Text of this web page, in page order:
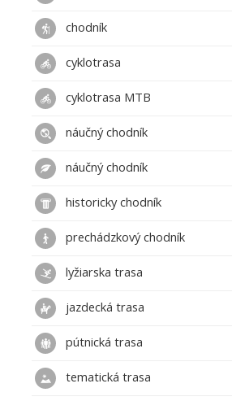
chodník
cyklotrasa
cyklotrasa MTB
náučný chodník
náučný chodník
historicky chodník
prechádzkový chodník
lyžiarska trasa
jazdecká trasa
pútnická trasa
tematická trasa